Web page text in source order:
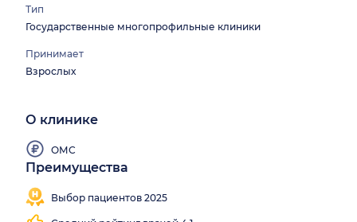
Тип
Государственные многопрофильные клиники
Принимает
Взрослых
О клинике
ОМС
Преимущества
Выбор пациентов 2025